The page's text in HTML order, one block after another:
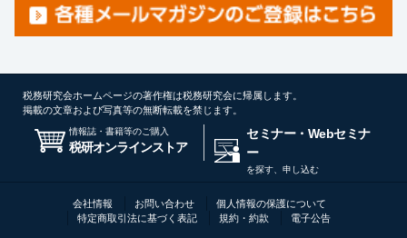
税務研究会ホームページの著作権は税務研究会に帰属します。
掲載の文章および写真等の無断転載を禁じます。
情報誌・書籍等のご購入
税研オンラインストア
セミナー・Webセミナ
ー
を探す、申し込む
会社情報 お問い合わせ
個人情報の保護について
特定商取引法に基づく表記
規約・約款 電子公告